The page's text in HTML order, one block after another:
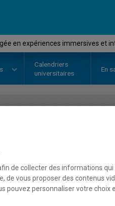
en expériences immersives et
Calendriers
universitaires
En
Activité
en
de collecter des informations
de vous proposer des contenus
pouvez personnaliser votre choix